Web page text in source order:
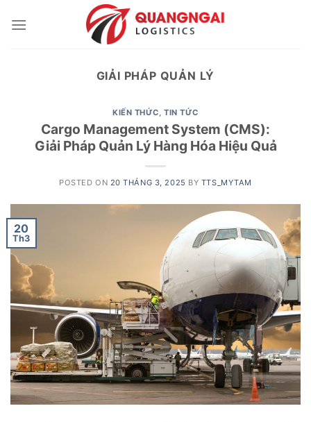
GIẢI PHÁP QUẢN LÝ
KIẾN THỨC,TIN TỨC
Cargo Management System (CMS):
Giải Pháp Quản Lý Hàng Hóa Hiệu Quả
POSTED ON 20 THÁNG 3, 2025 BY TTS_MYTAM
20
Th3